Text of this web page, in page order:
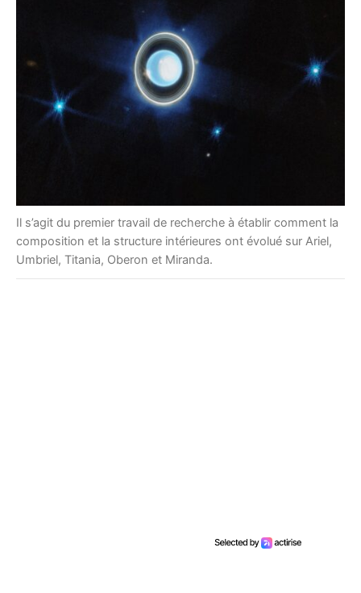
Il s’agit du premier travail de recherche à établir comment la
composition et la structure intérieures ont évolué sur Ariel,
Umbriel, Titania, Oberon et Miranda.